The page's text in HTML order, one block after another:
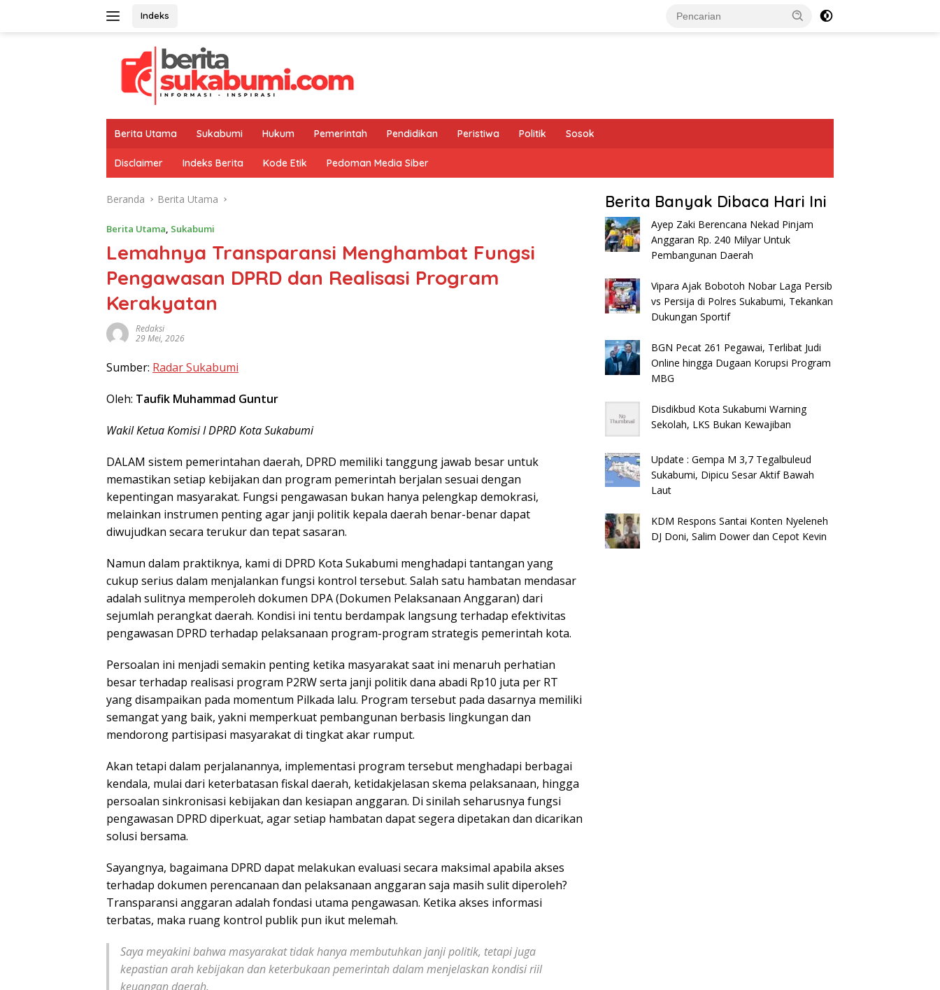
Indeks
Berita Utama Sukabumi Hukum Pemerintah Pendidikan Peristiwa Politik Sosok
Disclaimer Indeks Berita Kode Etik Pedoman Media Siber
Beranda Berita Utama
Berita Utama, Sukabumi
Lemahnya Transparansi Menghambat Fungsi
Pengawasan DPRD dan Realisasi Program
Kerakyatan
Redaksi
29 Mei, 2026
Sumber: Radar Sukabumi
Oleh: Taufik Muhammad Guntur
Wakil Ketua Komisi I DPRD Kota Sukabumi
DALAM sistem pemerintahan daerah, DPRD memiliki tanggung jawab besar untuk
memastikan setiap kebijakan dan program pemerintah berjalan sesuai dengan
kepentingan masyarakat. Fungsi pengawasan bukan hanya pelengkap demokrasi,
melainkan instrumen penting agar janji politik kepala daerah benar-benar dapat
diwujudkan secara terukur dan tepat sasaran.
Namun dalam praktiknya, kami di DPRD Kota Sukabumi menghadapi tantangan yang
cukup serius dalam menjalankan fungsi kontrol tersebut. Salah satu hambatan mendasar
adalah sulitnya memperoleh dokumen DPA (Dokumen Pelaksanaan Anggaran) dari
sejumlah perangkat daerah. Kondisi ini tentu berdampak langsung terhadap efektivitas
pengawasan DPRD terhadap pelaksanaan program-program strategis pemerintah kota.
Persoalan ini menjadi semakin penting ketika masyarakat saat ini menaruh perhatian
besar terhadap realisasi program P2RW serta janji politik dana abadi Rp10 juta per RT
yang disampaikan pada momentum Pilkada lalu. Program tersebut pada dasarnya memiliki
semangat yang baik, yakni memperkuat pembangunan berbasis lingkungan dan
mendorong partisipasi masyarakat di tingkat akar rumput.
Akan tetapi dalam perjalanannya, implementasi program tersebut menghadapi berbagai
kendala, mulai dari keterbatasan fiskal daerah, ketidakjelasan skema pelaksanaan, hingga
persoalan sinkronisasi kebijakan dan kesiapan anggaran. Di sinilah seharusnya fungsi
pengawasan DPRD diperkuat, agar setiap hambatan dapat segera dipetakan dan dicarikan
solusi bersama.
Sayangnya, bagaimana DPRD dapat melakukan evaluasi secara maksimal apabila akses
terhadap dokumen perencanaan dan pelaksanaan anggaran saja masih sulit diperoleh?
Transparansi anggaran adalah fondasi utama pengawasan. Ketika akses informasi
terbatas, maka ruang kontrol publik pun ikut melemah.
Saya meyakini bahwa masyarakat tidak hanya membutuhkan janji politik, tetapi juga
kepastian arah kebijakan dan keterbukaan pemerintah dalam menjelaskan kondisi riil
keuangan daerah.
Berita Banyak Dibaca Hari Ini
Ayep Zaki Berencana Nekad Pinjam
Anggaran Rp. 240 Milyar Untuk
Pembangunan Daerah
Vipara Ajak Bobotoh Nobar Laga Persib
vs Persija di Polres Sukabumi, Tekankan
Dukungan Sportif
BGN Pecat 261 Pegawai, Terlibat Judi
Online hingga Dugaan Korupsi Program
MBG
Disdikbud Kota Sukabumi Warning
Sekolah, LKS Bukan Kewajiban
Update : Gempa M 3,7 Tegalbuleud
Sukabumi, Dipicu Sesar Aktif Bawah
Laut
KDM Respons Santai Konten Nyeleneh
DJ Doni, Salim Dower dan Cepot Kevin